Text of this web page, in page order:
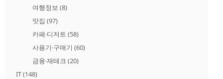
여행정보 (8)
맛집 (97)
카페·디저트 (58)
사용기·구매기 (60)
금융·재테크 (20)
IT(148)